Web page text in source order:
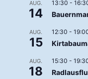
AUG.
14
13:30 -
AUG.
15
12:30 -
AUG.
18
15:30 -